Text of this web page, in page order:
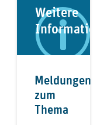
Weitere
Meldungen
zum
Thema